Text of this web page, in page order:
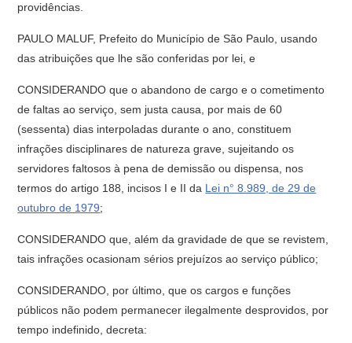
providências.
PAULO MALUF, Prefeito do Município de São Paulo, usando
das atribuições que lhe são conferidas por lei, e
CONSIDERANDO que o abandono de cargo e o cometimento
de faltas ao serviço, sem justa causa, por mais de 60
(sessenta) dias interpoladas durante o ano, constituem
infrações disciplinares de natureza grave, sujeitando os
servidores faltosos à pena de demissão ou dispensa, nos
termos do artigo 188, incisos I e II da Lei n° 8.989, de 29 de
outubro de 1979;
CONSIDERANDO que, além da gravidade de que se revistem,
tais infrações ocasionam sérios prejuízos ao serviço público;
CONSIDERANDO, por último, que os cargos e funções
públicos não podem permanecer ilegalmente desprovidos, por
tempo indefinido, decreta: